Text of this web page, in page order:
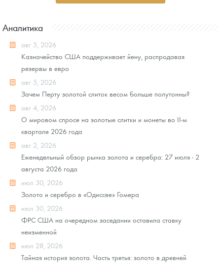
Аналитика
авг 5, 2026
Казначейство США поддерживает йену, распродавая
резервы в евро
авг 5, 2026
Зачем Перту золотой слиток весом больше полутонны?
авг 4, 2026
О мировом спросе на золотые слитки и монеты во II-м
квартале 2026 года
авг 2, 2026
Еженедельный обзор рынка золота и серебра: 27 июля - 2
августа 2026 года
июл 30, 2026
Золото и серебро в «Одиссее» Гомера
июл 30, 2026
ФРС США на очередном заседании оставила ставку
неизменной
июл 28, 2026
Тайная история золота. Часть третья: золото в древней